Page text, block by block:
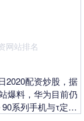
网站排名
2020配资炒股，据
爆料，华为目前仍
系列手机与τ定律